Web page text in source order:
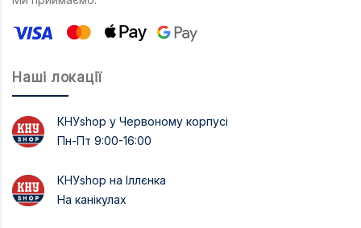
Наші локації
КНУshop у Червоному корпусі
Пн-Пт 9:00-16:00
КНУshop на Іллєнка
На канікулах